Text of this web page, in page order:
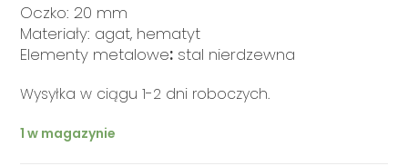
Oczko: 20 mm
Materiały: agat, hematyt
Elementy metalowe: stal nierdzewna
Wysyłka w ciągu 1-2 dni roboczych.
1 w magazynie